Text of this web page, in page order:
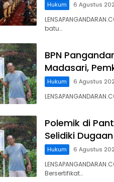
Hukum 6 Agustus
batu…
BPN
Madasari,
Hukum 6 Agustus
Polemik di
Selidiki
Hukum 6 Agustus
Bersertifikat…